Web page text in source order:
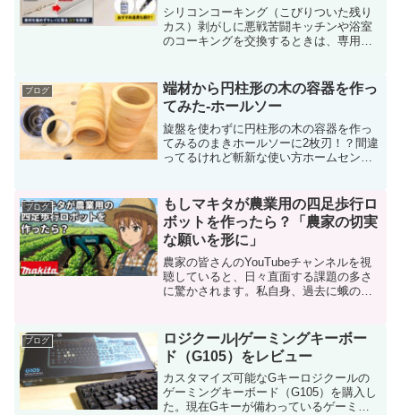
シリコンコーキング（こびりついた残り
カス）剥がしに悪戦苦闘キッチンや浴室
のコーキングを交換するときは、専用の
ます。しかし、長年施工されていたコー
キングは、壁やタイルの表...
ブログ
端材から円柱形の木の容器を作っ
てみた-ホールソー
旋盤を使わずに円柱形の木の容器を作っ
てみるのまきホールソーに2枚刃！？間違
ってるけれど斬新な使い方ホームセンタ
ソーの使い方」では、ダイカストに刃を
すべて取り付け...
ブログ
もしマキタが農業用の四足歩行ロ
ボットを作ったら？「農家の切実
な願いを形に」
農家の皆さんのYouTubeチャンネルを視
聴していると、日々直面する課題の多さ
に驚かされます。私自身、過去に蛾の幼
験をしました。「もし、夜通し畑を見守
り、重い荷物を運び...
ブログ
ロジクール|ゲーミングキーボー
ド（G105）をレビュー
カスタマイズ可能なGキーロジクールの
ゲーミングキーボード（G105）を購入し
た。現在Gキーが備わっているゲーミン